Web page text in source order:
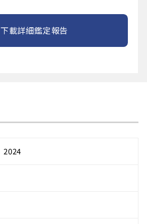
下載詳細鑑定報告
2024